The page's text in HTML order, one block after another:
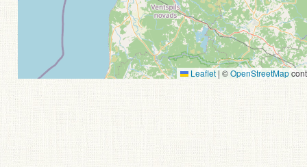
Leaflet | ©OpenStreetMap